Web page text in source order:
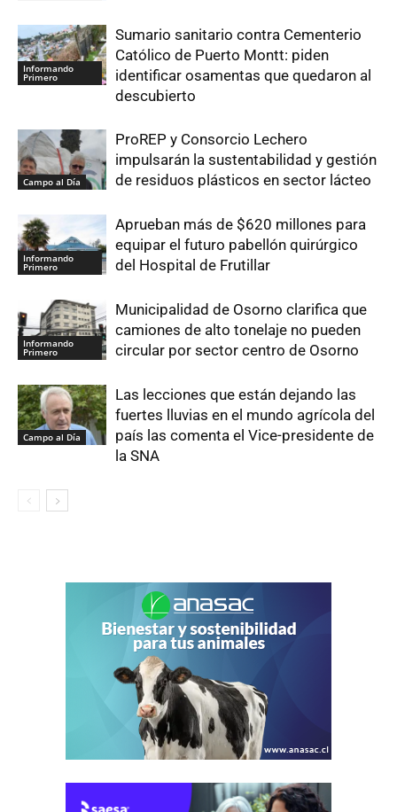
Informando
Primero
Sumario sanitario contra Cementerio
Católico de Puerto Montt: piden
identificar osamentas que quedaron al
descubierto
Campo al Día
ProREP y Consorcio Lechero
impulsarán la sustentabilidad y gestión
de residuos plásticos en sector lácteo
Informando
Primero
Aprueban más de $620 millones para
equipar el futuro pabellón quirúrgico
del Hospital de Frutillar
Informando
Primero
Municipalidad de Osorno clarifica que
camiones de alto tonelaje no pueden
circular por sector centro de Osorno
Campo al Día
Las lecciones que están dejando las
fuertes lluvias en el mundo agrícola del
país las comenta el Vice-presidente de
la SNA